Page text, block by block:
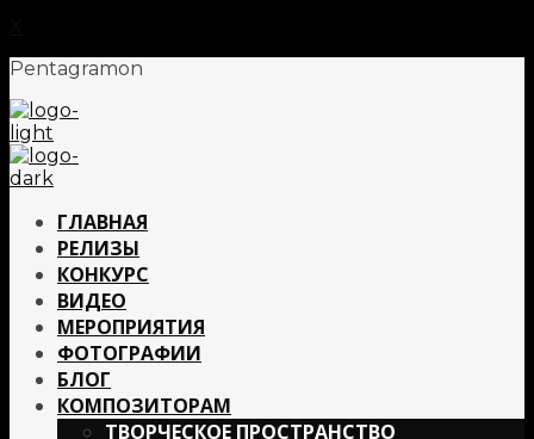
Pentagramon
ГЛАВНАЯ
РЕЛИЗЫ
КОНКУРС
ВИДЕО
МЕРОПРИЯТИЯ
ФОТОГРАФИИ
БЛОГ
КОМПОЗИТОРАМ
ТВОРЧЕСКОЕ ПРОСТРАНСТВО